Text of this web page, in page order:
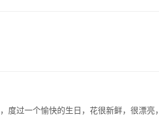
度过一个愉快的生日，花很新鲜，很漂亮